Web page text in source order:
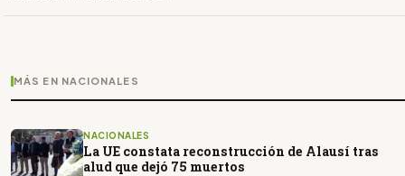
MÁS EN NACIONALES
NACIONALES
La UE constata reconstrucción de Alausí tras
alud que dejó 75 muertos